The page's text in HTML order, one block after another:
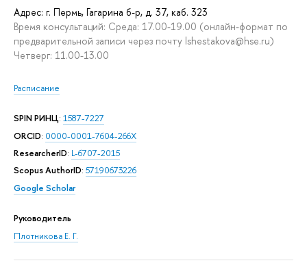
Адрес: г. Пермь, Гагарина б-р, д. 37, каб. 323
Время консультаций: Среда: 17.00-19.00 (онлайн-формат по
предварительной записи через почту lshestakova@hse.ru)
Четверг: 11.00-13.00
Расписание
SPIN РИНЦ: 1587-7227
ORCID: 0000-0001-7604-266X
ResearcherID: L-6707-2015
Scopus AuthorID: 57190673226
Google Scholar
Руководитель
Плотникова Е. Г.